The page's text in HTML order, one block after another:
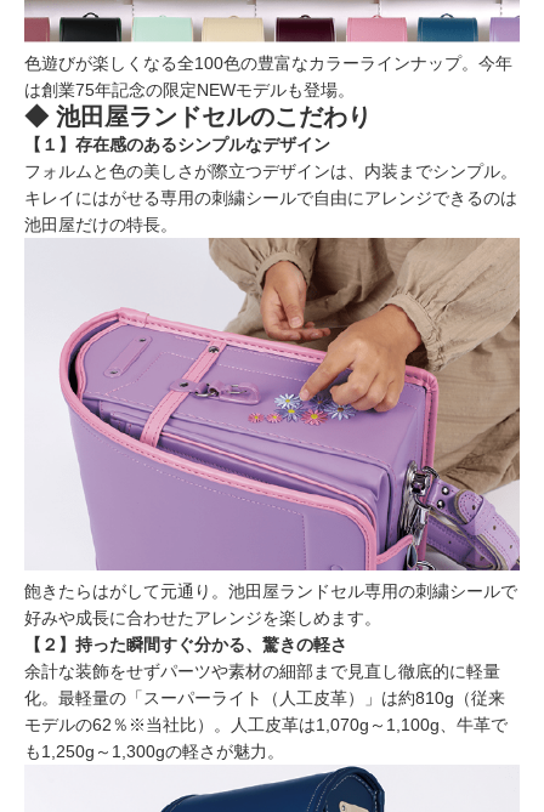
色遊びが楽しくなる全100色の豊富なカラーラインナップ。今年
は創業75年記念の限定NEWモデルも登場。
◆ 池田屋ランドセルのこだわり
【１】存在感のあるシンプルなデザイン
フォルムと色の美しさが際立つデザインは、内装までシンプル。
キレイにはがせる専用の刺繍シールで自由にアレンジできるのは
池田屋だけの特長。
飽きたらはがして元通り。池田屋ランドセル専用の刺繍シールで
好みや成長に合わせたアレンジを楽しめます。
【２】持った瞬間すぐ分かる、驚きの軽さ
余計な装飾をせずパーツや素材の細部まで見直し徹底的に軽量
化。最軽量の「スーパーライト（人工皮革）」は約810g（従来
モデルの62％※当社比）。人工皮革は1,070g～1,100g、牛革で
も1,250g～1,300gの軽さが魅力。